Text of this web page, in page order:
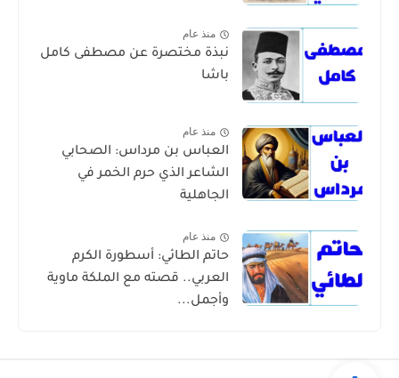
منذ عام
نبذة مختصرة عن مصطفى كامل
باشا
منذ عام
العباس بن مرداس: الصحابي
الشاعر الذي حرم الخمر في
الجاهلية
منذ عام
حاتم الطائي: أسطورة الكرم
العربي.. قصته مع الملكة ماوية
وأجمل...